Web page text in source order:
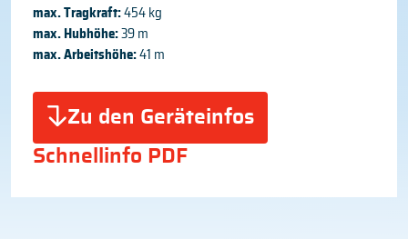
max. Tragkraft:454 kg
max. Hubhöhe: 39 m
max. Arbeitshöhe:41 m
Zu den Geräteinfos
Schnellinfo PDF